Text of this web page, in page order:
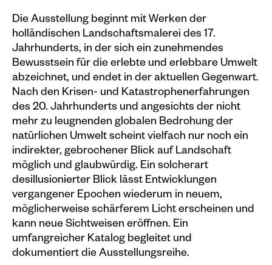
Die Ausstellung beginnt mit Werken der
holländischen Landschaftsmalerei des 17.
Jahrhunderts, in der sich ein zunehmendes
Bewusstsein für die erlebte und erlebbare Umwelt
abzeichnet, und endet in der aktuellen Gegenwart.
Nach den Krisen- und Katastrophenerfahrungen
des 20. Jahrhunderts und angesichts der nicht
mehr zu leugnenden globalen Bedrohung der
natürlichen Umwelt scheint vielfach nur noch ein
indirekter, gebrochener Blick auf Landschaft
möglich und glaubwürdig. Ein solcherart
desillusionierter Blick lässt Entwicklungen
vergangener Epochen wiederum in neuem,
möglicherweise schärferem Licht erscheinen und
kann neue Sichtweisen eröffnen. Ein
umfangreicher Katalog begleitet und
dokumentiert die Ausstellungsreihe.